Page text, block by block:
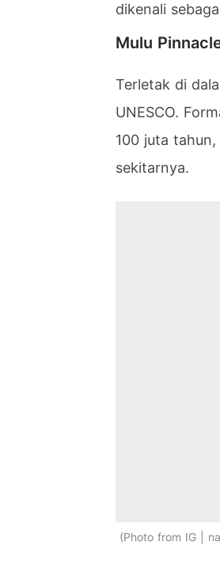
dikenali
Mulu
Terletak di
UNESCO.
100 juta
sekitarnya.
Photo from IG |